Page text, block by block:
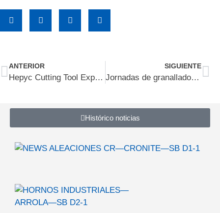
ANTERIOR
Hepyc Cutting Tool Experts lanza la broca HSSCo 8% DIN 338
SIGUIENTE
Jornadas de granallado ERVIN
Histórico noticias